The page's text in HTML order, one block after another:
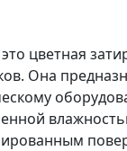
цветная
Она